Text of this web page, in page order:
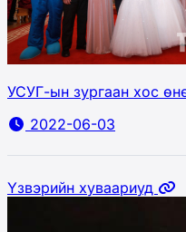
УСУГ-ын зургаан хос
2022-06-03
Үзвэрийн хуваариуд